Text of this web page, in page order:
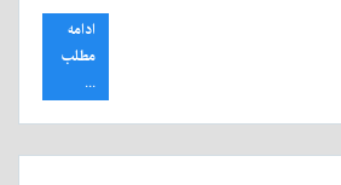
ادامه
مطلب
...